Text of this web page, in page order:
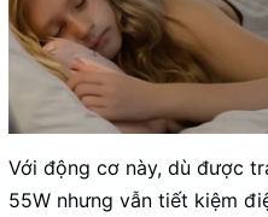
Với động cơ này, dù được
55W nhưng vẫn tiết kiệm